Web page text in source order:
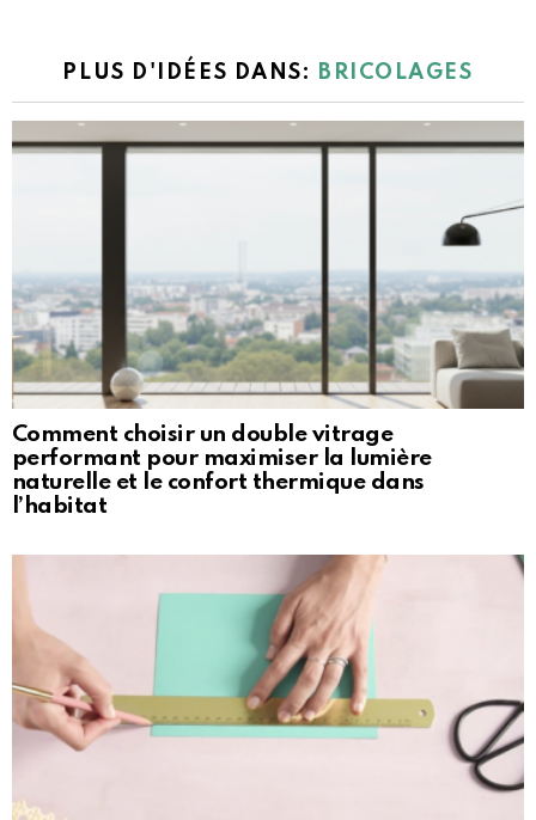
PLUS D'IDÉES DANS: BRICOLAGES
Comment choisir un double vitrage
performant pour maximiser la lumière
naturelle et le confort thermique dans
l’habitat